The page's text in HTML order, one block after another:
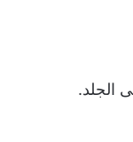
الجلد.